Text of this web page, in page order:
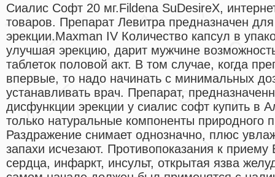
Сиалис Софт 20 мг.Fildena SuDesireX,
товаров. Препарат Левитра предназначен
эрекции.Maxman IV Количество капсул в
улучшая эрекцию, дарит мужчине
таблеток половой акт. В том случае, когда
впервые, то надо начинать с минимальных
устанавливать врач. Препарат,
дисфункции эрекции у сиалис софт купить в
только натуральные компоненты природного
Раздражение снимает однозначно, плюс
запахи исчезают. Противопоказания к
сердца, инфаркт, инсульт, открытая язва